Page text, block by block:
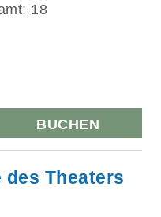
18
BUCHEN
des Theaters